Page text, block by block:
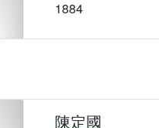
1884
陳定國